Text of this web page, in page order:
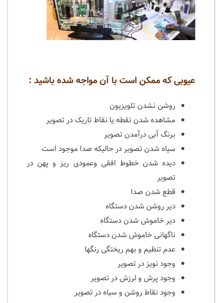
عیوبی که ممکن است با آن مواجه شده باشید :
روشن نشدن تلویزیون
مشاهده شدن نقطه یا نقاط تاریک در تصویر
برنگ آبی درآمدن تصویر
سیاه شدن تصویر در حالیکه صدا موجود است
دیده شدن خطوط افقی وعمودی ریز و پهن در
تصویر
قطع شدن صدا
دیر روشن شدن دستگاه
دیر خاموش شدن دستگاه
ناگهانی خاموش شدن دستگاه
عدم تنظیم و بهم ریختگی رنگها
وجود نویز در تصویر
وجود پرش و لرزش در تصویر
وجود نقاط روشن و سیاه در تصویر